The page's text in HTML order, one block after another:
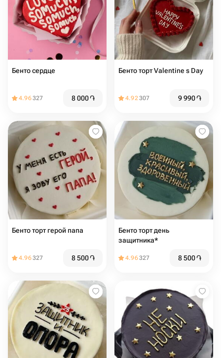
Бенто сердце
4.96327 8 000֏
Бенто торт Valentine s Day
4.92307 9 990֏
Бенто торт герой папа
4.96327 8 500֏
Бенто торт день
защитника*
4.96327 8 500֏